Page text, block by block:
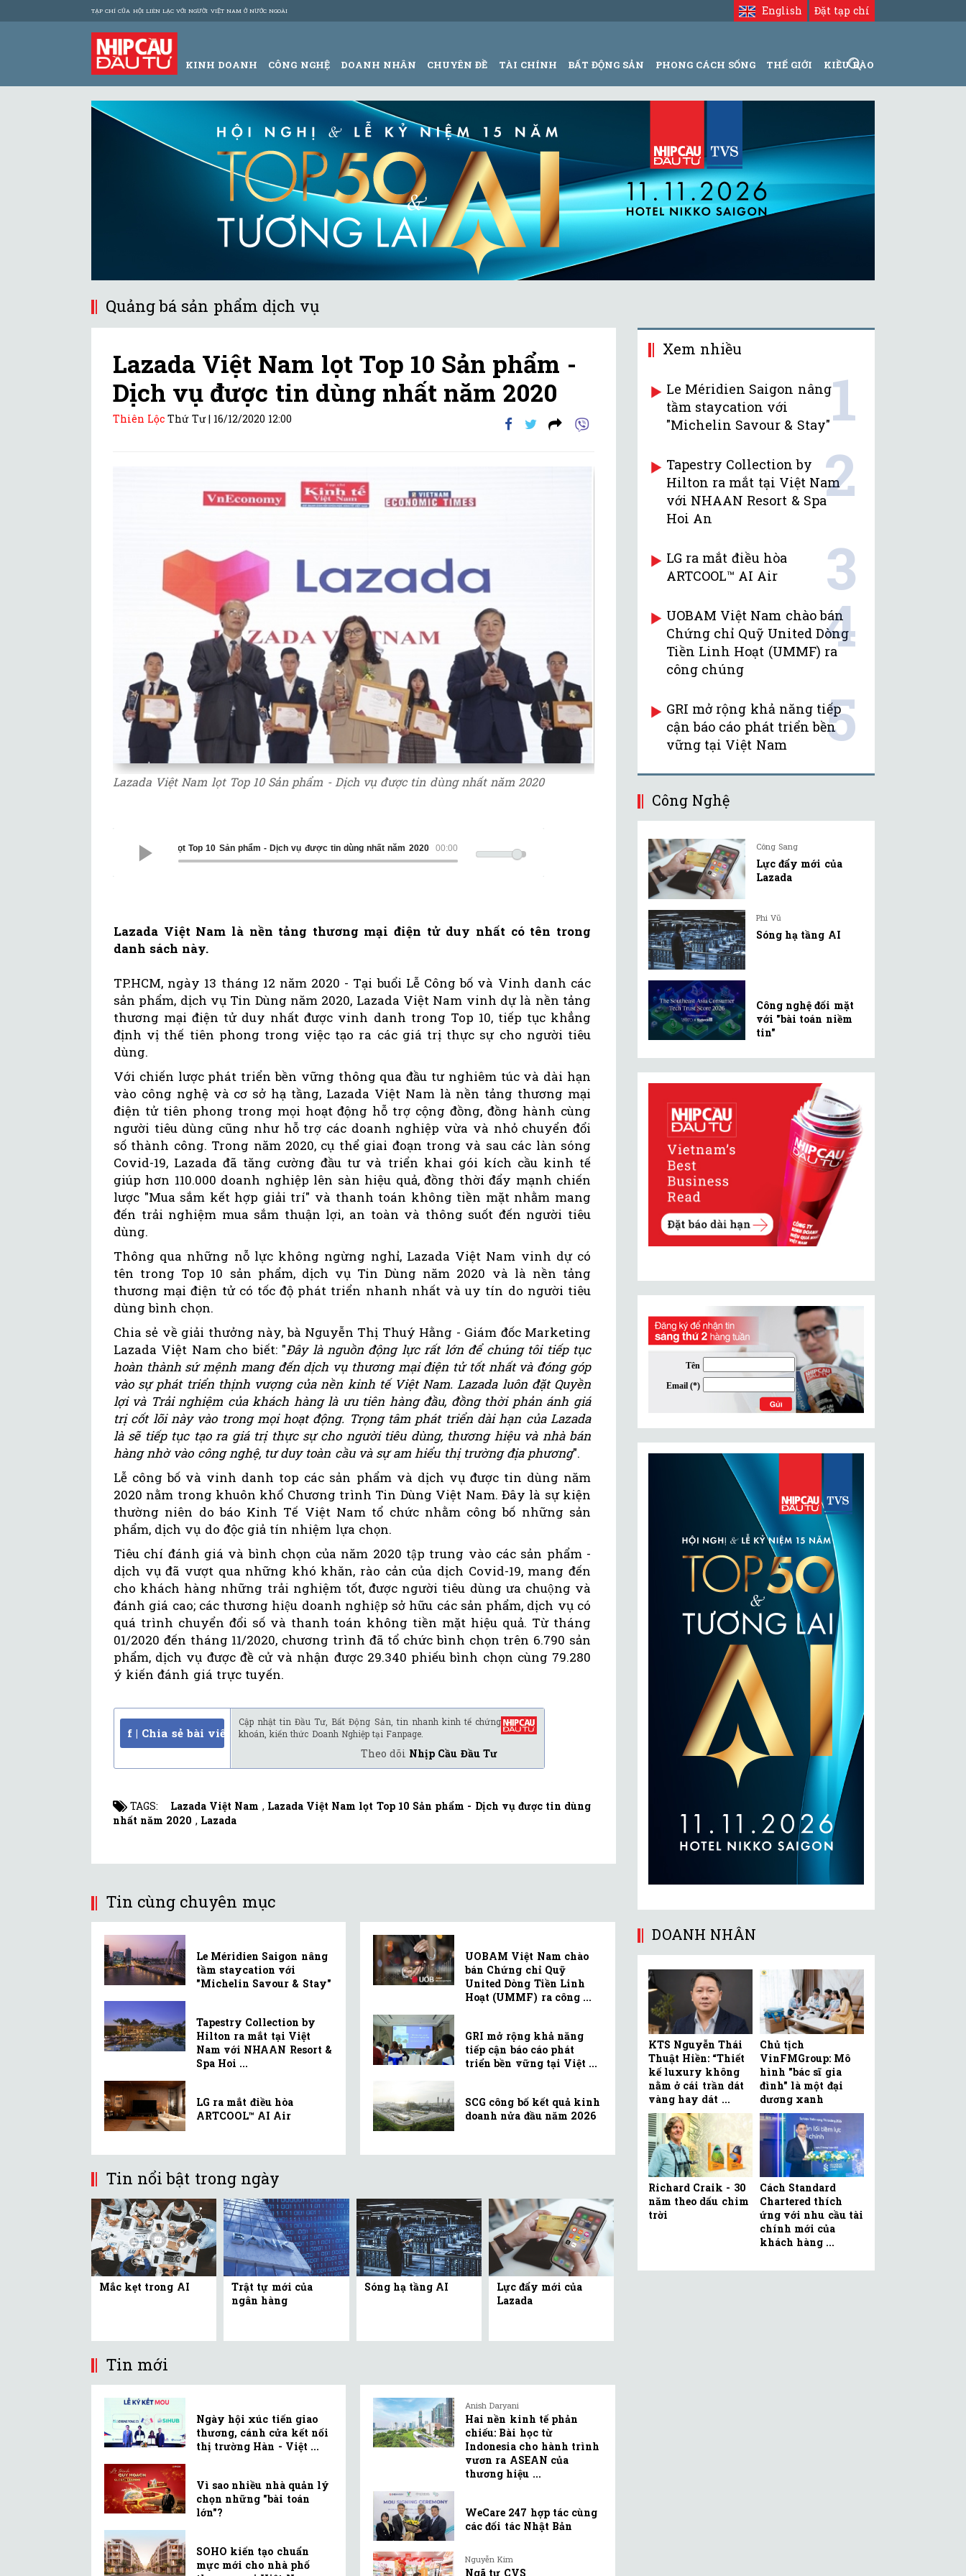
TẠP CHÍ CỦA HỘI LIÊN LẠC VỚI NGƯỜI VIỆT NAM Ở NƯỚC NGOÀI Đặt tạp chí
English
KINH DOANH CÔNG NGHỆ DOANH NHÂN CHUYÊN ĐỀ TÀI CHÍNH BẤT ĐỘNG SẢN PHONG CÁCH SỐNG THẾ GIỚI KIỀU BÀO
Quảng bá sản phẩm dịch vụ
Lazada Việt Nam lọt Top 10 Sản phẩm -
Dịch vụ được tin dùng nhất năm 2020
Thiên Lộc Thứ Tư | 16/12/2020 12:00
Lazada Việt Nam lọt Top 10 Sản phẩm - Dịch vụ được tin dùng nhất năm 2020
00:00
Lazada Việt Nam lọt Top 10 Sản phẩm - Dịch vụ được tin dùng nhất năm 2020
Lazada Việt Nam là nền tảng thương mại điện tử duy nhất có tên trong
danh sách này.
TP.HCM, ngày 13 tháng 12 năm 2020 - Tại buổi Lễ Công bố và Vinh danh các
sản phẩm, dịch vụ Tin Dùng năm 2020, Lazada Việt Nam vinh dự là nền tảng
thương mại điện tử duy nhất được vinh danh trong Top 10, tiếp tục khẳng
định vị thế tiên phong trong việc tạo ra các giá trị thực sự cho người tiêu
dùng.
Với chiến lược phát triển bền vững thông qua đầu tư nghiêm túc và dài hạn
vào công nghệ và cơ sở hạ tầng, Lazada Việt Nam là nền tảng thương mại
điện tử tiên phong trong mọi hoạt động hỗ trợ cộng đồng, đồng hành cùng
người tiêu dùng cũng như hỗ trợ các doanh nghiệp vừa và nhỏ chuyển đổi
số thành công. Trong năm 2020, cụ thể giai đoạn trong và sau các làn sóng
Covid-19, Lazada đã tăng cường đầu tư và triển khai gói kích cầu kinh tế
giúp hơn 110.000 doanh nghiệp lên sàn hiệu quả, đồng thời đẩy mạnh chiến
lược "Mua sắm kết hợp giải trí" và thanh toán không tiền mặt nhằm mang
đến trải nghiệm mua sắm thuận lợi, an toàn và thông suốt đến người tiêu
dùng.
Thông qua những nỗ lực không ngừng nghỉ, Lazada Việt Nam vinh dự có
tên trong Top 10 sản phẩm, dịch vụ Tin Dùng năm 2020 và là nền tảng
thương mại điện tử có tốc độ phát triển nhanh nhất và uy tín do người tiêu
dùng bình chọn.
Chia sẻ về giải thưởng này, bà Nguyễn Thị Thuý Hằng - Giám đốc Marketing
Lazada Việt Nam cho biết: "Đây là nguồn động lực rất lớn để chúng tôi tiếp tục
hoàn thành sứ mệnh mang đến dịch vụ thương mại điện tử tốt nhất và đóng góp
vào sự phát triển thịnh vượng của nền kinh tế Việt Nam. Lazada luôn đặt Quyền
lợi và Trải nghiệm của khách hàng là ưu tiên hàng đầu, đồng thời phản ánh giá
trị cốt lõi này vào trong mọi hoạt động. Trọng tâm phát triển dài hạn của Lazada
là sẽ tiếp tục tạo ra giá trị thực sự cho người tiêu dùng, thương hiệu và nhà bán
hàng nhờ vào công nghệ, tư duy toàn cầu và sự am hiểu thị trường địa phương".
Lễ công bố và vinh danh top các sản phẩm và dịch vụ được tin dùng năm
2020 nằm trong khuôn khổ Chương trình Tin Dùng Việt Nam. Đây là sự kiện
thường niên do báo Kinh Tế Việt Nam tổ chức nhằm công bố những sản
phẩm, dịch vụ do độc giả tín nhiệm lựa chọn.
Tiêu chí đánh giá và bình chọn của năm 2020 tập trung vào các sản phẩm -
dịch vụ đã vượt qua những khó khăn, rào cản của dịch Covid-19, mang đến
cho khách hàng những trải nghiệm tốt, được người tiêu dùng ưa chuộng và
đánh giá cao; các thương hiệu doanh nghiệp sở hữu các sản phẩm, dịch vụ có
quá trình chuyển đổi số và thanh toán không tiền mặt hiệu quả. Từ tháng
01/2020 đến tháng 11/2020, chương trình đã tổ chức bình chọn trên 6.790 sản
phẩm, dịch vụ được đề cử và nhận được 29.340 phiếu bình chọn cùng 79.280
ý kiến đánh giá trực tuyến.
f | Chia sẻ bài viết
Cập nhật tin Đầu Tư, Bất Động Sản, tin nhanh kinh tế chứng
khoán, kiến thức Doanh Nghiệp tại Fanpage.
Theo dõi Nhịp Cầu Đầu Tư
TAGS: Lazada Việt Nam , Lazada Việt Nam lọt Top 10 Sản phẩm - Dịch vụ được tin dùng
nhất năm 2020 , Lazada
Tin cùng chuyên mục
Le Méridien Saigon nâng
tầm staycation với
"Michelin Savour & Stay"
Tapestry Collection by
Hilton ra mắt tại Việt
Nam với NHAAN Resort &
Spa Hoi ...
LG ra mắt điều hòa
ARTCOOL™ AI Air
UOBAM Việt Nam chào
bán Chứng chỉ Quỹ
United Dòng Tiền Linh
Hoạt (UMMF) ra công ...
GRI mở rộng khả năng
tiếp cận báo cáo phát
triển bền vững tại Việt ...
SCG công bố kết quả kinh
doanh nửa đầu năm 2026
Tin nổi bật trong ngày
Mắc kẹt trong AI
Trật tự mới của
ngân hàng
Sóng hạ tầng AI
Lực đẩy mới của
Lazada
Tin mới
Ngày hội xúc tiến giao
thương, cánh cửa kết nối
thị trường Hàn - Việt ...
Vì sao nhiều nhà quản lý
chọn những "bài toán
lớn"?
SOHO kiến tạo chuẩn
mực mới cho nhà phố
Anish Daryani
Hai nền kinh tế phản
chiếu: Bài học từ
Indonesia cho hành trình
vươn ra ASEAN của
thương hiệu ...
WeCare 247 hợp tác cùng
các đối tác Nhật Bản
Nguyễn Kim
Ngã tư CVS
Xem nhiều
Le Méridien Saigon nâng
tầm staycation với
"Michelin Savour & Stay"1
Tapestry Collection by
Hilton ra mắt tại Việt Nam
với NHAAN Resort & Spa
Hoi An
2
LG ra mắt điều hòa
ARTCOOL™ AI Air
3
UOBAM Việt Nam chào bán
Chứng chỉ Quỹ United Dòng
Tiền Linh Hoạt (UMMF) ra
công chúng
4
GRI mở rộng khả năng tiếp
cận báo cáo phát triển bền
vững tại Việt Nam
5
Công Nghệ
Công Sang
Lực đẩy mới của
Lazada
Phi Vũ
Sóng hạ tầng AI
Công nghệ đối mặt
với "bài toán niềm
tin"
DOANH NHÂN
KTS Nguyễn Thái
Thuật Hiền: “Thiết
kế luxury không
nằm ở cái trần dát
vàng hay dát ...
Chủ tịch
VinFMGroup: Mô
hình "bác sĩ gia
đình" là một đại
dương xanh
Richard Craik - 30
năm theo dấu chim
trời
Cách Standard
Chartered thích
ứng với nhu cầu tài
chính mới của
khách hàng ...